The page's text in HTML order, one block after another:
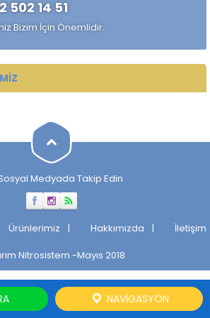
önemli
Milin
502 14 51
Bizim İçin Önemlidir.
Medyada Takip Edin
Ürünlerimiz Hakkımızda
İletişim
Nitrosistem -Mayıs 2018
Cevap Yaz
NAVIGASYON